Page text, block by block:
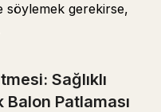
söylemek gerekirse,
Sağlıklı
Patlaması